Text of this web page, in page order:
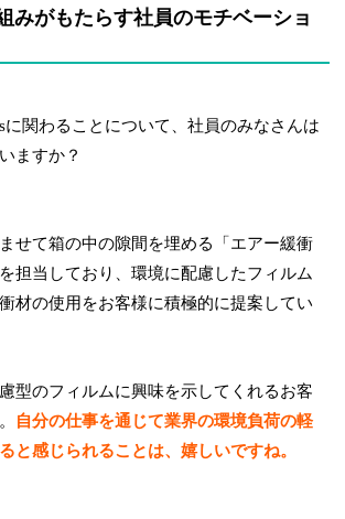
みがもたらす社員のモチベーショ
に関わることについて、社員のみなさんは
ますか？
せて箱の中の隙間を埋める「エアー緩衝
担当しており、環境に配慮したフィルム
材の使用をお客様に積極的に提案してい
型のフィルムに興味を示してくれるお客
自分の仕事を通じて業界の環境負荷の軽
と感じられることは、嬉しいですね。